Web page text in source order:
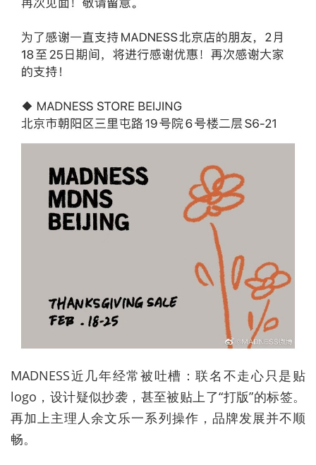
MADNESS近几年经常被吐槽：联名不走心只是贴
logo，设计疑似抄袭，甚至被贴上了“打版”的标签。
再加上主理人余文乐一系列操作，品牌发展并不顺
畅。